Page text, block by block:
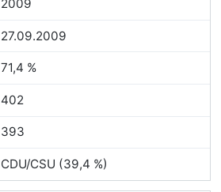
2009
27.09.2009
71,4 %
402
393
CDU/CSU (39,4 %)